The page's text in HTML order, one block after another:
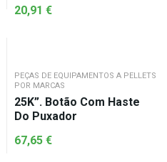
20,91 €
PEÇAS DE EQUIPAMENTOS A PELLETS
POR MARCAS
25K”. Botão Com Haste
Do Puxador
67,65 €